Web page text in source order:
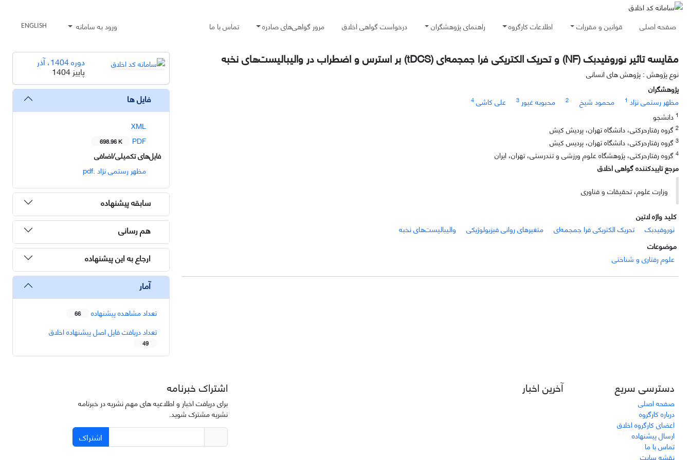
صفحه اصلی قوانین و مقررات اطلاعات کارگروه راهنمای پژوهشگران درخواست گواهی اخلاق مرور گواهی‌های صادره تماس با ما ورود به سامانه ENGLISH
مقایسه تاثیر نوروفیدبک (NF) و تحریک الکتریکی فرا جمجمه‌ای (tDCS) بر استرس و اضطراب در والیبالیست‌های نخبه
نوع پژوهش : پژوهش های انسانی
پژوهشگران
مظهر رستمی نزاد 1 محمود شیخ 2 محبوبه غیور 3 علی کاشی 4
1 دانشجو
2 گروه رفتارحرکتی، دانشگاه تهران، پردیش کیش
3 گروه رفتارحرکتی، دانشگاه تهران، پردیس کیش
4 گروه رفتارحرکتی، پژوهشگاه علوم ورزشی و تندرستی، تهران، ایران
مرجع تاییدکننده گواهی اخلاق
وزارت علوم، تحقیقات و فناوری
کلید واژه لاتین
نوروفیدبک
تحریک الکتریکی فرا جمجمه‌ای متغیرهای روانی فیزیولوژیکی
والیبالیست‌های نخبه
موضوعات
علوم رفتاری و شناختی
دوره 1404، آذر
پاییز 1404
فایل ها
XML
PDF
698.96 K
فایل‌های تکمیلی/اضافی
مظهر رستمی نژاد .pdf
سابقه پیشنهاده
هم رسانی
ارجاع به این پیشنهاده
آمار
تعداد مشاهده پیشنهاده 66
تعداد دریافت فایل اصل پیشنهاده اخلاق
49
دسترسی سریع
صفحه اصلی
درباره کارگروه
اعضای کارگروه اخلاق
ارسال پیشنهاده
تماس با ما
نقشه سایت
آخرین اخبار اشتراک خبرنامه
برای دریافت اخبار و اطلاعیه های مهم نشریه در خبرنامه
نشریه مشترک شوید.
اشتراک